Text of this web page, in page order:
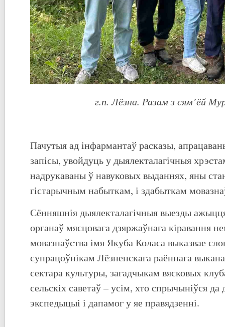
г.п. Лёзна. Разам з сям’ёй
Пачутыя ад інфармантаў расказы,
запісы, увойдуць у дыялекталагічныя
надрукаваны ў навуковых выданнях, яны
гістарычным набыткам, і здабыткам
Сённяшнія дыялекталагічныя выезды
органаў мясцовага дзяржаўнага кіравання
мовазнаўства імя Якуба Коласа выказвае
супрацоўнікам Лёзненскага раённага
сектара культуры, загадчыкам вясковых
сельскіх саветаў – усім, хто спрычыніўся да
экспедыцыі і дапамог у яе правядзенні.